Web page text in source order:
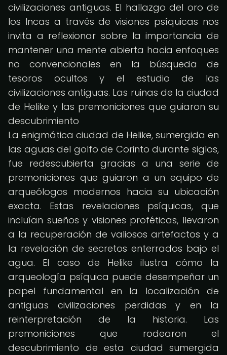
civilizaciones antiguas. El hallazgo del oro de
los Incas a través de visiones psíquicas nos
invita a reflexionar sobre la importancia de
mantener una mente abierta hacia enfoques
no convencionales en la búsqueda de
tesoros ocultos y el estudio de las
civilizaciones antiguas. Las ruinas de la ciudad
de Helike y las premoniciones que guiaron su
descubrimiento
La enigmática ciudad de Helike, sumergida en
las aguas del golfo de Corinto durante siglos,
fue redescubierta gracias a una serie de
premoniciones que guiaron a un equipo de
arqueólogos modernos hacia su ubicación
exacta. Estas revelaciones psíquicas, que
incluían sueños y visiones proféticas, llevaron
a la recuperación de valiosos artefactos y a
la revelación de secretos enterrados bajo el
agua. El caso de Helike ilustra cómo la
arqueología psíquica puede desempeñar un
papel fundamental en la localización de
antiguas civilizaciones perdidas y en la
reinterpretación de la historia. Las
premoniciones que rodearon el
descubrimiento de esta ciudad sumergida